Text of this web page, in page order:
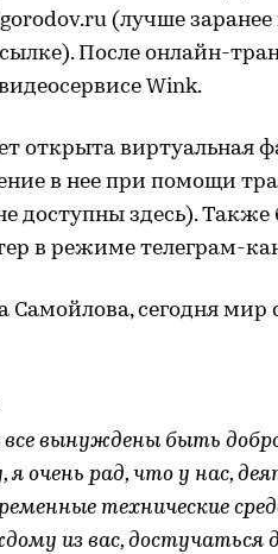
(лучше
После онлайн-
Wink.
открыта виртуальная
в нее при помощи
доступны здесь).
в режиме телеграм-
Самойлова, сегодня мир
все вынуждены быть
очень рад, что у нас,
технические
из вас, достучаться